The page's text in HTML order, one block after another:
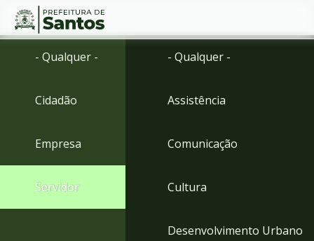
Ir
menu
para
Conteúdo
- Qualquer -
Cidadão
Empresa
Servidor
- Qualquer -
Assistência
Comunicação
Cultura
Desenvolvimento Urbano